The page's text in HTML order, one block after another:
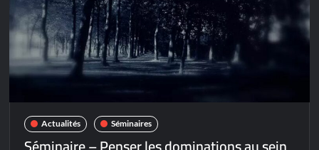
Actualités Séminaires